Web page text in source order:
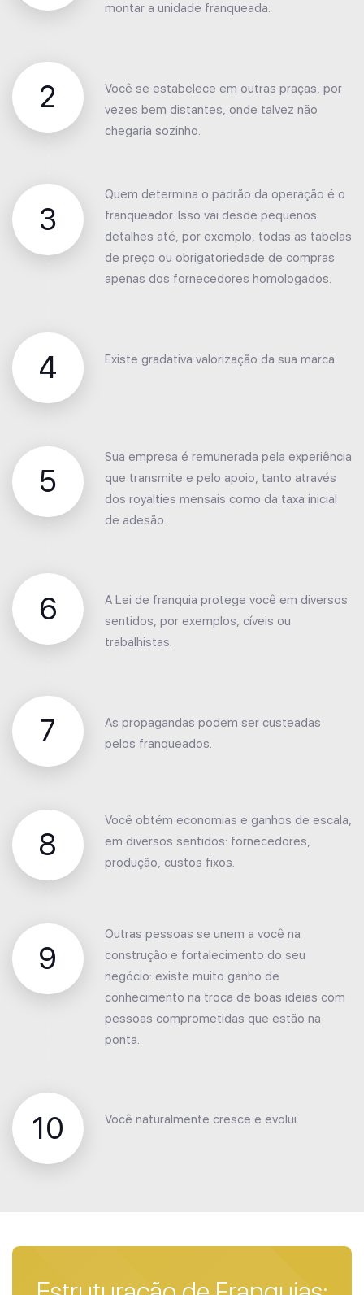
montar a unidade franqueada.
2
Você se estabelece em outras praças, por
vezes bem distantes, onde talvez não
chegaria sozinho.
3
Quem determina o padrão da operação é o
franqueador. Isso vai desde pequenos
detalhes até, por exemplo, todas as tabelas
de preço ou obrigatoriedade de compras
apenas dos fornecedores homologados.
4 Existe gradativa valorização da sua marca.
5
Sua empresa é remunerada pela experiência
que transmite e pelo apoio, tanto através
dos royalties mensais como da taxa inicial
de adesão.
6
A Lei de franquia protege você em diversos
sentidos, por exemplos, cíveis ou
trabalhistas.
7
As propagandas podem ser custeadas
pelos franqueados.
8
Você obtém economias e ganhos de escala,
em diversos sentidos: fornecedores,
produção, custos fixos.
9
Outras pessoas se unem a você na
construção e fortalecimento do seu
negócio: existe muito ganho de
conhecimento na troca de boas ideias com
pessoas comprometidas que estão na
ponta.
10 Você naturalmente cresce e evolui.